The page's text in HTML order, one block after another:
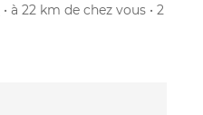
• à 22 km de chez vous • 2